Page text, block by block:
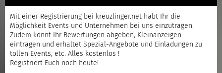
Mit einer Registrierung bei kreuzlinger.net habt Ihr die
Möglichkeit Events und Unternehmen bei uns einzutragen.
Zudem könnt Ihr Bewertungen abgeben, Kleinanzeigen
eintragen und erhaltet Spezial-Angebote und Einladungen zu
tollen Events, etc. Alles kostenlos !
Registriert Euch noch heute!